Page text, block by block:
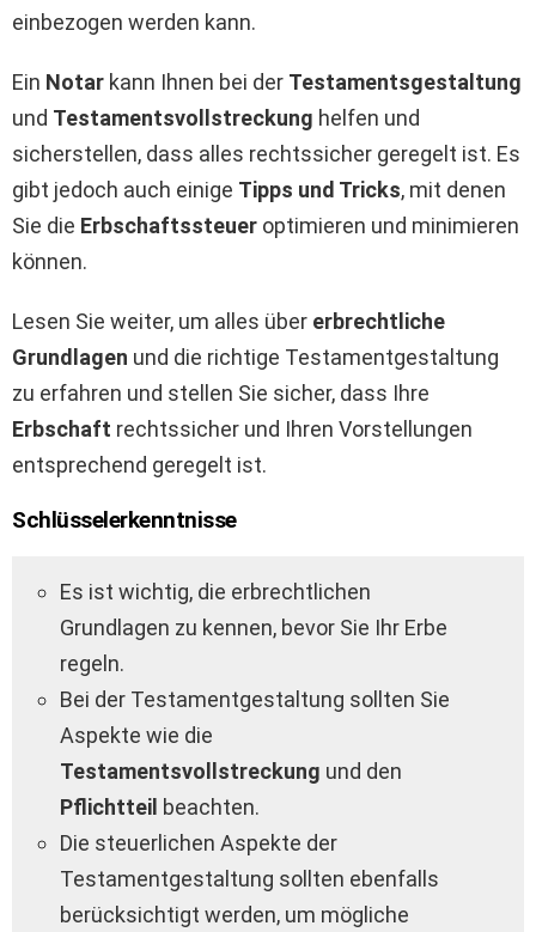
einbezogen werden kann.
Ein Notar kann Ihnen bei der Testamentsgestaltung
und Testamentsvollstreckung helfen und
sicherstellen, dass alles rechtssicher geregelt ist. Es
gibt jedoch auch einige Tipps und Tricks, mit denen
Sie die Erbschaftssteuer optimieren und minimieren
können.
Lesen Sie weiter, um alles über erbrechtliche
Grundlagen und die richtige Testamentgestaltung
zu erfahren und stellen Sie sicher, dass Ihre
Erbschaft rechtssicher und Ihren Vorstellungen
entsprechend geregelt ist.
Schlüsselerkenntnisse
Es ist wichtig, die erbrechtlichen
Grundlagen zu kennen, bevor Sie Ihr Erbe
regeln.
Bei der Testamentgestaltung sollten Sie
Aspekte wie die
Testamentsvollstreckung und den
Pflichtteil beachten.
Die steuerlichen Aspekte der
Testamentgestaltung sollten ebenfalls
berücksichtigt werden, um mögliche